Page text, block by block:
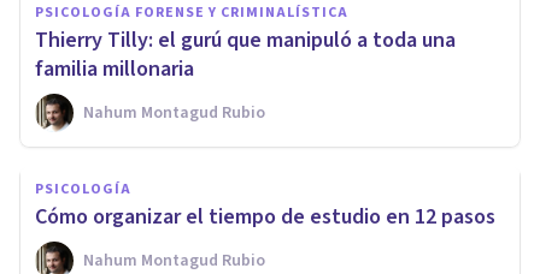
PSICOLOGÍA FORENSE Y CRIMINALÍSTICA
Thierry Tilly: el gurú que manipuló a toda una
familia millonaria
Nahum Montagud Rubio
PSICOLOGÍA
Cómo organizar el tiempo de estudio en 12 pasos
Nahum Montagud Rubio